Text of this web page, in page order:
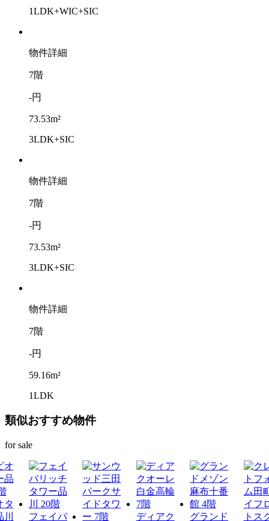
1LDK+WIC+SIC
物件詳細
7階
-円
73.53m²
3LDK+SIC
物件詳細
7階
-円
73.53m²
3LDK+SIC
物件詳細
7階
-円
59.16m²
1LDK
類似おすすめ物件
for sale
タ
フェイバ
ディアク
グランド